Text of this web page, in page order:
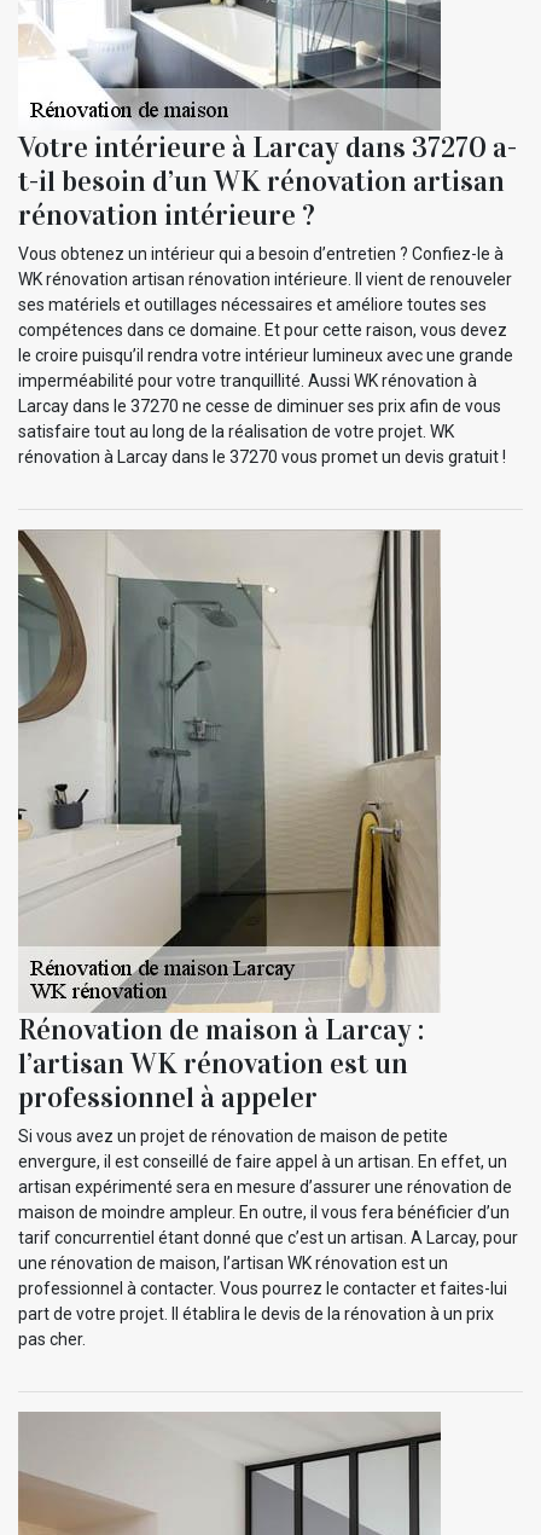
Votre intérieure à Larcay dans 37270 a-
t-il besoin d’un WK rénovation artisan
rénovation intérieure ?
Vous obtenez un intérieur qui a besoin d’entretien ? Confiez-le à
WK rénovation artisan rénovation intérieure. Il vient de renouveler
ses matériels et outillages nécessaires et améliore toutes ses
compétences dans ce domaine. Et pour cette raison, vous devez
le croire puisqu’il rendra votre intérieur lumineux avec une grande
imperméabilité pour votre tranquillité. Aussi WK rénovation à
Larcay dans le 37270 ne cesse de diminuer ses prix afin de vous
satisfaire tout au long de la réalisation de votre projet. WK
rénovation à Larcay dans le 37270 vous promet un devis gratuit !
Rénovation de maison à Larcay :
l’artisan WK rénovation est un
professionnel à appeler
Si vous avez un projet de rénovation de maison de petite
envergure, il est conseillé de faire appel à un artisan. En effet, un
artisan expérimenté sera en mesure d’assurer une rénovation de
maison de moindre ampleur. En outre, il vous fera bénéficier d’un
tarif concurrentiel étant donné que c’est un artisan. A Larcay, pour
une rénovation de maison, l’artisan WK rénovation est un
professionnel à contacter. Vous pourrez le contacter et faites-lui
part de votre projet. Il établira le devis de la rénovation à un prix
pas cher.